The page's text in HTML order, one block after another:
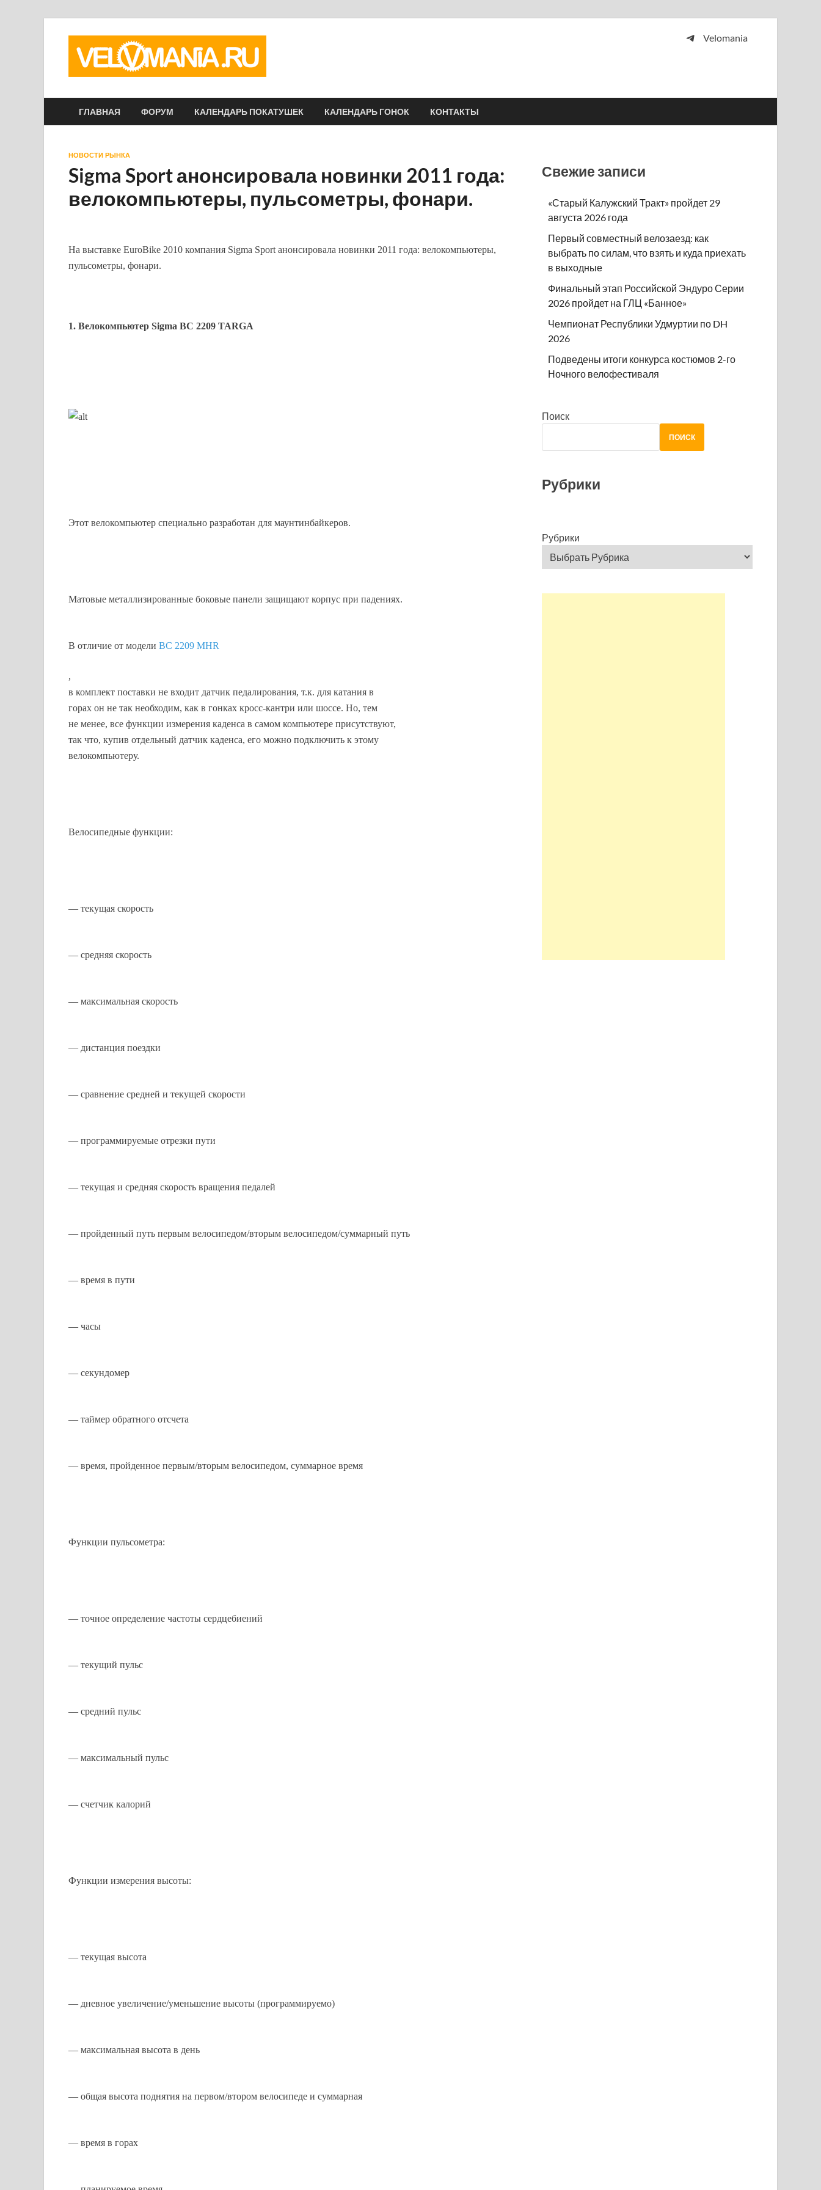
Velomania
ГЛАВНАЯ ФОРУМ КАЛЕНДАРЬ ПОКАТУШЕК КАЛЕНДАРЬ ГОНОК КОНТАКТЫ
НОВОСТИ РЫНКА
Sigma Sport анонсировала новинки 2011 года:
велокомпьютеры, пульсометры, фонари.
На выставке EuroBike 2010 компания Sigma Sport анонсировала новинки 2011 года: велокомпьютеры,
пульсометры, фонари.
1. Велокомпьютер Sigma BC 2209 TARGA
Этот велокомпьютер специально разработан для маунтинбайкеров.
Матовые металлизированные боковые панели защищают корпус при падениях.
В отличие от модели BC 2209 MHR
,
в комплект поставки не входит датчик педалирования, т.к. для катания в
горах он не так необходим, как в гонках кросс-кантри или шоссе. Но, тем
не менее, все функции измерения каденса в самом компьютере присутствуют,
так что, купив отдельный датчик каденса, его можно подключить к этому
велокомпьютеру.
Велосипедные функции:
— текущая скорость
— средняя скорость
— максимальная скорость
— дистанция поездки
— сравнение средней и текущей скорости
— программируемые отрезки пути
— текущая и средняя скорость вращения педалей
— пройденный путь первым велосипедом/вторым велосипедом/суммарный путь
— время в пути
— часы
— секундомер
— таймер обратного отсчета
— время, пройденное первым/вторым велосипедом, суммарное время
Функции пульсометра:
— точное определение частоты сердцебиений
— текущий пульс
— средний пульс
— максимальный пульс
— счетчик калорий
Функции измерения высоты:
— текущая высота
— дневное увеличение/уменьшение высоты (программируемо)
— максимальная высота в день
— общая высота поднятия на первом/втором велосипеде и суммарная
— время в горах
Свежие записи
«Старый Калужский Тракт» пройдет 29
августа 2026 года
Первый совместный велозаезд: как
выбрать по силам, что взять и куда приехать
в выходные
Финальный этап Российской Эндуро Серии
2026 пройдет на ГЛЦ «Банное»
Чемпионат Республики Удмуртии по DH
2026
Подведены итоги конкурса костюмов 2-го
Ночного велофестиваля
Поиск
ПОИСК
Рубрики
Рубрики